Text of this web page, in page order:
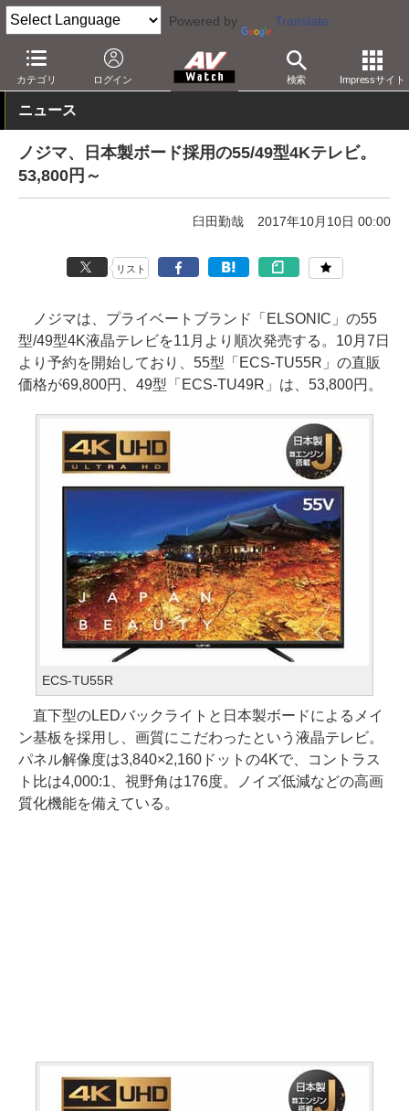
Powered by Translate
カテゴリ ログイン 検索 Impressサイト
AV Watch 製品 テレビ その他
ニュース
ノジマ、日本製ボード採用の55/49型4Kテレビ。
53,800円～
臼田勤哉 2017年10月10日 00:00
リスト
ノジマは、プライベートブランド「ELSONIC」の55
型/49型4K液晶テレビを11月より順次発売する。10月7日
より予約を開始しており、55型「ECS-TU55R」の直販
価格が69,800円、49型「ECS-TU49R」は、53,800円。
ECS-TU55R
直下型のLEDバックライトと日本製ボードによるメイ
ン基板を採用し、画質にこだわったという液晶テレビ。
パネル解像度は3,840×2,160ドットの4Kで、コントラス
ト比は4,000:1、視野角は176度。ノイズ低減などの高画
質化機能を備えている。